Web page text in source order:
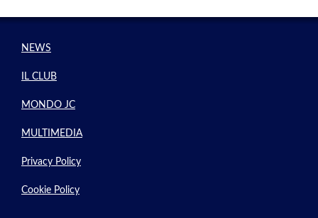
NEWS
IL CLUB
MONDO JC
MULTIMEDIA
Privacy Policy
Cookie Policy